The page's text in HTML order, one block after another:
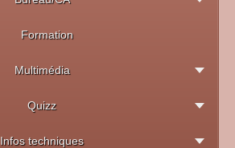
Formation
Multimédia
Quizz
Infos techniques